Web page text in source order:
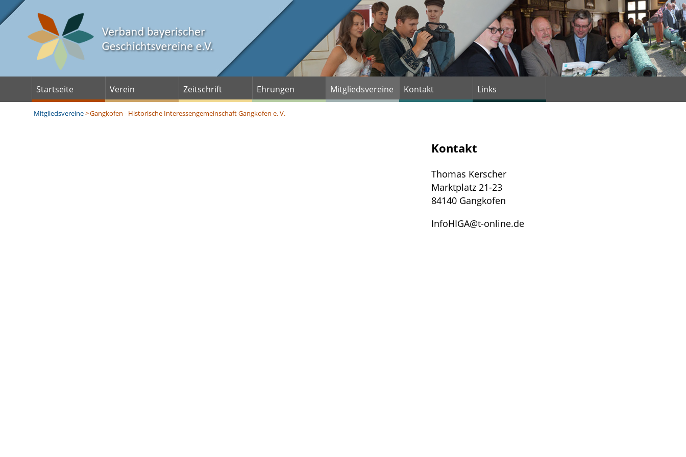
Startseite Verein Zeitschrift Ehrungen Mitgliedsvereine Kontakt Links
Mitgliedsvereine>Gangkofen - Historische Interessengemeinschaft Gangkofen e. V.
Kontakt
Thomas Kerscher
Marktplatz 21-23
84140 Gangkofen
InfoHIGA@t-online.de